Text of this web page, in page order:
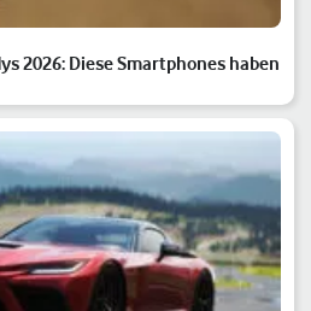
2026: Diese Smartphones haben